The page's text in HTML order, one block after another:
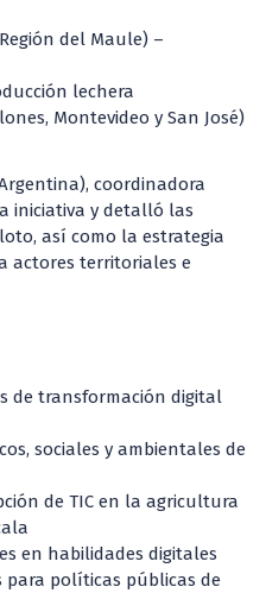
del Maule) –
lechera
Montevideo y San José)
coordinadora
iniciativa y detalló las
así como la estrategia
actores territoriales e
de transformación digital
sociales y ambientales de
de TIC en la agricultura
en habilidades digitales
para políticas públicas de